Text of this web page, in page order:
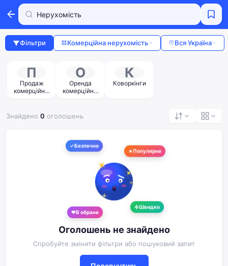
Фільтри Комерційна нерухомість Вся Україна
П
Продаж
комерційної
О
Оренда
комерційної
К
Коворкінги
Знайдено 0 оголошень
Безпечно
Популярне
Швидко
В обране
Оголошень не знайдено
Спробуйте змінити фільтри або пошуковий запит